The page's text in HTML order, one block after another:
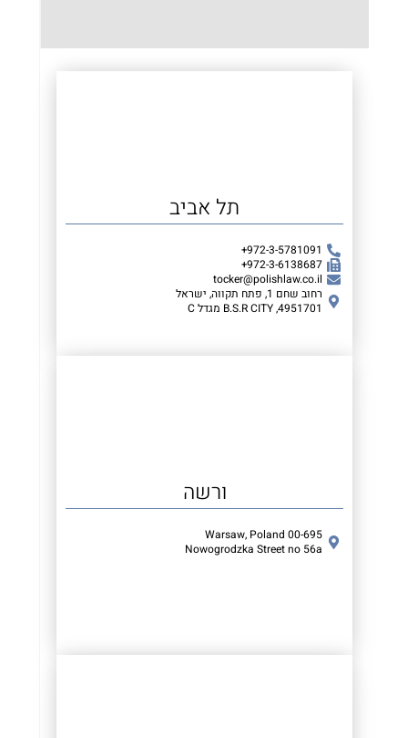
תל אביב
972-3-5781091+
972-3-6138687+
tocker@polishlaw.co.il
רחוב שחם 1, פתח תקווה, ישראל
4951701, B.S.R CITY מגדל C
ורשה
00-695 Warsaw, Poland
Nowogrodzka Street no 56a